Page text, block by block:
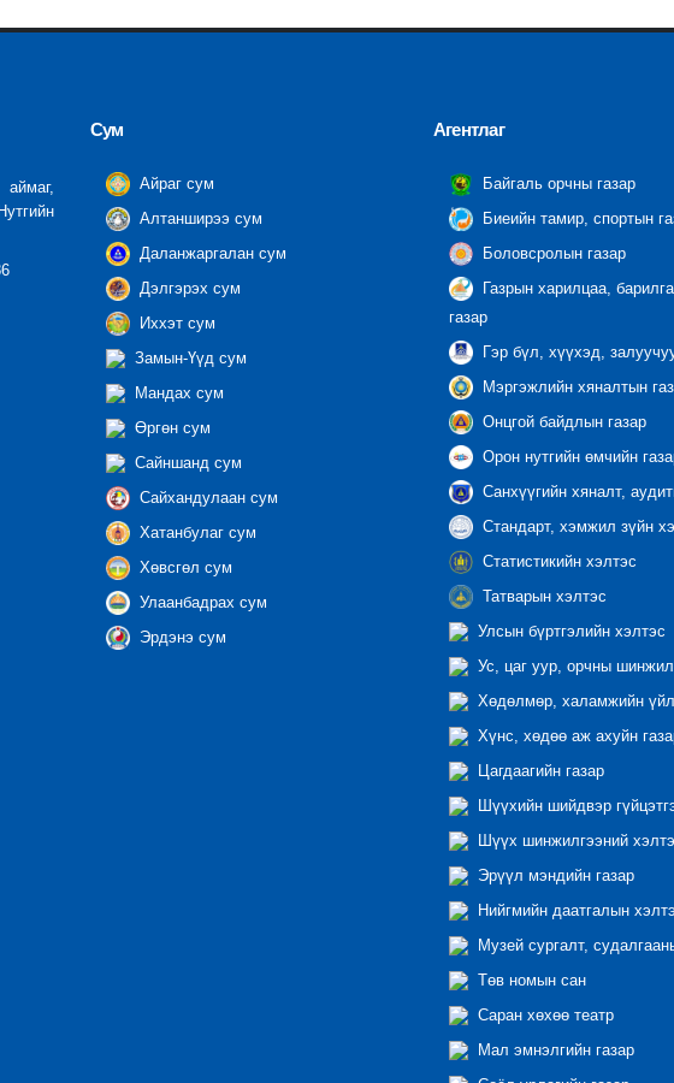
Сум
Айраг сум
Алтанширээ сум
Даланжаргалан сум
Дэлгэрэх сум
Иххэт сум
Замын-Үүд сум
Мандах сум
Өргөн сум
Сайншанд сум
Сайхандулаан сум
Хатанбулаг сум
Хөвсгөл сум
Улаанбадрах сум
Эрдэнэ сум
Агентлаг
Байгаль орчны газар
Биеийн тамир, спортын
Боловсролын газар
Газрын харилцаа,
газар
Гэр бүл, хүүхэд,
Мэргэжлийн хяналтын
Онцгой байдлын газар
Орон нутгийн өмчийн
Санхүүгийн хяналт,
Стандарт, хэмжил зүйн
Статистикийн хэлтэс
Татварын хэлтэс
Улсын бүртгэлийн хэлтэс
Ус, цаг уур, орчны
Хөдөлмөр, халамжийн
Хүнс, хөдөө аж ахуйн
Цагдаагийн газар
Шүүхийн шийдвэр
Шүүх шинжилгээний
Эрүүл мэндийн газар
Нийгмийн даатгалын
Музей сургалт,
Төв номын сан
Саран хөхөө театр
Мал эмнэлгийн газар